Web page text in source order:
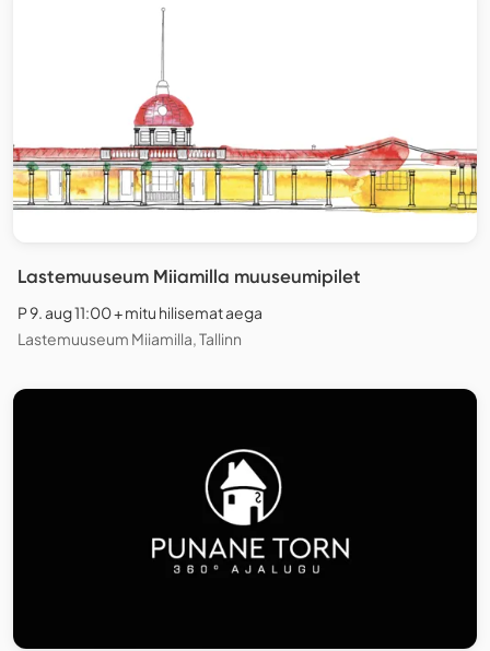
Lastemuuseum Miiamilla muuseumipilet
P 9. aug 11:00 + mitu hilisemat aega
Lastemuuseum Miiamilla, Tallinn